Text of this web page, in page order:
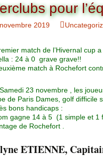
Organigramme
Commission Loisirs
Commission Sportive
Ryder
Trophée
Novembre
Février
Avril
Mai
Juin
pour
2019
match de l’Hivernal cup
: 24 à 0 grave grave!!
match à Rochefort
23 novembre , les
de Paris Dames, golf difficile
bons handicaps :
gagne 14 à 5 (1 simple et 1
de Rochefort .
ETIENNE,